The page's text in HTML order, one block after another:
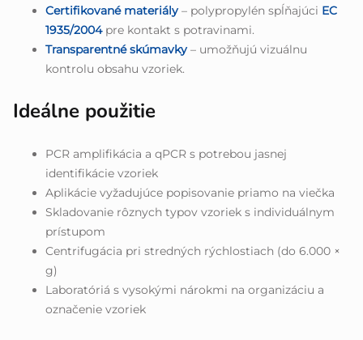
Certifikované materiály– polypropylén spĺňajúci EC
1935/2004pre kontakt s potravinami.
Transparentné skúmavky– umožňujú vizuálnu
kontrolu obsahu vzoriek.
Ideálne použitie
PCR amplifikácia a qPCR s potrebou jasnej
identifikácie vzoriek
Aplikácie vyžadujúce popisovanie priamo na viečka
Skladovanie rôznych typov vzoriek s individuálnym
prístupom
Centrifugácia pri stredných rýchlostiach (do 6.000 ×
g)
Laboratóriá s vysokými nárokmi na organizáciu a
označenie vzoriek